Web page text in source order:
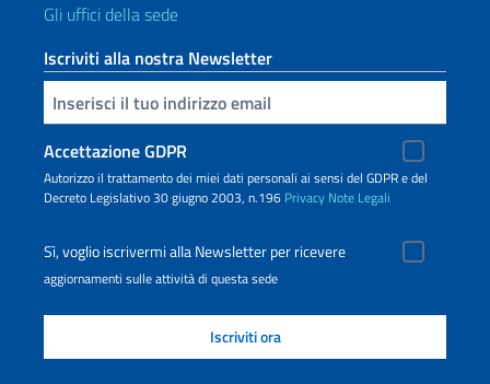
Gli uffici della sede
Iscriviti alla nostra Newsletter
Inserisci la tua email
Accettazione GDPR
Autorizzo il trattamento dei miei dati personali ai sensi del GDPR e del
Decreto Legislativo 30 giugno 2003, n.196 Privacy Note Legali
Sì, voglio iscrivermi alla Newsletter per ricevere
aggiornamenti sulle attività di questa sede